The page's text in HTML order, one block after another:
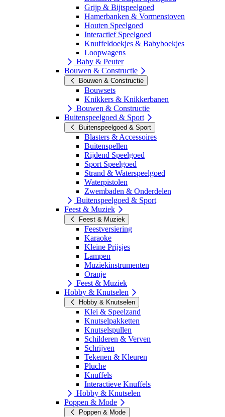
Grijp & Bijtspeelgoed
Hamerbanken & Vormenstoven
Houten Speelgoed
Interactief Speelgoed
Knuffeldoekjes & Babyboekjes
Loopwagens
Baby & Peuter
Bouwen & Constructie
Bouwen & Constructie
Bouwsets
Knikkers & Knikkerbanen
Bouwen & Constructie
Buitenspeelgoed & Sport
Buitenspeelgoed & Sport
Blasters & Accessoires
Buitenspellen
Rijdend Speelgoed
Sport Speelgoed
Strand & Waterspeelgoed
Waterpistolen
Zwembaden & Onderdelen
Buitenspeelgoed & Sport
Feest & Muziek
Feest & Muziek
Feestversiering
Karaoke
Kleine Prijsjes
Lampen
Muziekinstrumenten
Oranje
Feest & Muziek
Hobby & Knutselen
Hobby & Knutselen
Klei & Speelzand
Knutselpakketten
Knutselspullen
Schilderen & Verven
Schrijven
Tekenen & Kleuren
Pluche
Knuffels
Interactieve Knuffels
Hobby & Knutselen
Poppen & Mode
Poppen & Mode